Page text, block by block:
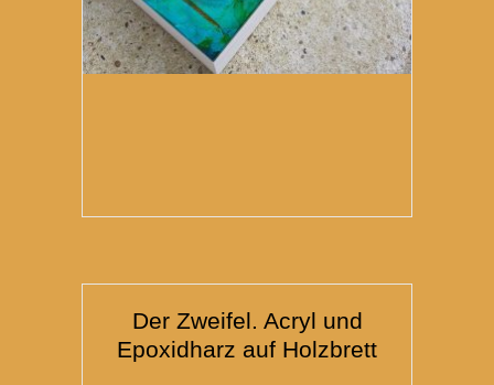
Der Zweifel. Acryl und
Epoxidharz auf Holzbrett